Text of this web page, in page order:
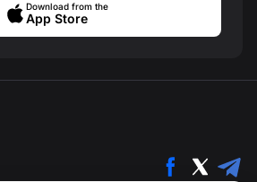
Download from the
App Store